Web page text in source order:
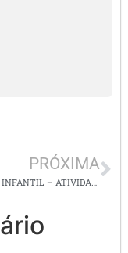
PRÓXIMA